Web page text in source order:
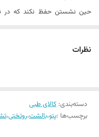
دستورالعمل شستشو
فقطحین نشستن حفظ نکند که در
ستون فقرات در حین نشستن
نظرات
دسته‌بندی: کالای طبی
برچسب‌ها :پتو،بالشت،روتختی،